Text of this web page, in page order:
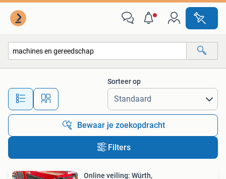
Alle afstanden…
Sorteer op
Bewaar je zoekopdracht
Filters
Online veiling: Würth,